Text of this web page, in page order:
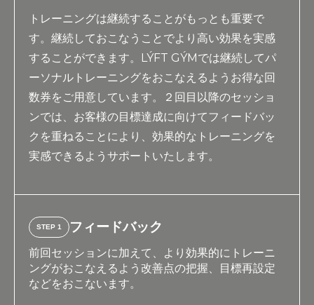
トレーニングは継続することがもっとも重要で
す。継続しておこなうことでより高い効果を実感
することができます。LÝFT GÝMでは継続してパ
ーソナルトレーニングをおこなえるようお得な回
数券をご用意しています。２回目以降のセッショ
ンでは、お客様の目標達成に向けてフィードバッ
クを重ねることにより、効果的なトレーニングを
実感できるようサポートいたします。
STEP 1 フィードバック
前回セッションに加えて、より効果的にトレーニ
ングがおこなえるよう改善点の把握、目標再設定
などをおこないます。